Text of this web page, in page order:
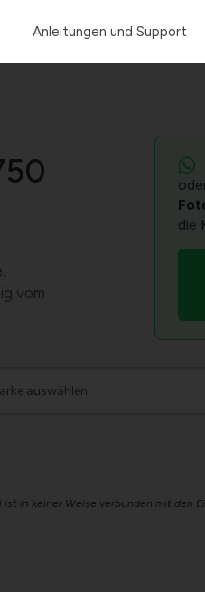
Anleitungen und Support
vom
die
in keiner Weise verbunden mit den